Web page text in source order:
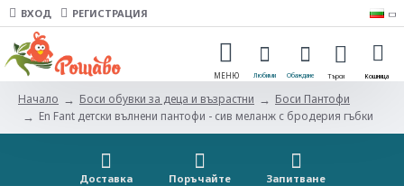
ВХОД РЕГИСТРАЦИЯ
Начало Боси обувки за деца и възрастни
Боси Пантофи
En Fant детски вълнени пантофи - сив меланж с бродерия гъбки
Доставка Поръчайте Запитванe